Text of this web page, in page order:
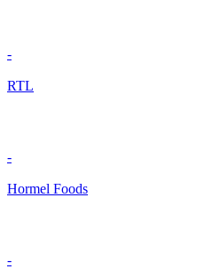
-
RTL
-
Hormel Foods
-